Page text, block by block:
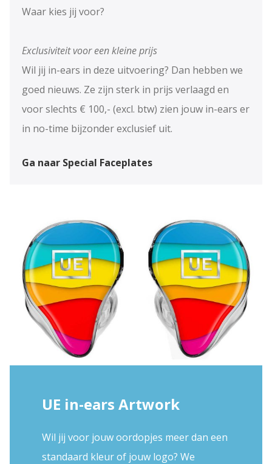
Waar kies jij voor?
Exclusiviteit voor een kleine prijs
Wil jij in-ears in deze uitvoering? Dan hebben we
goed nieuws. Ze zijn sterk in prijs verlaagd en
voor slechts € 100,- (excl. btw) zien jouw in-ears er
in no-time bijzonder exclusief uit.
Ga naar Special Faceplates
UE in-ears Artwork
Wil jij voor jouw oordopjes meer dan een
standaard kleur of jouw logo? We